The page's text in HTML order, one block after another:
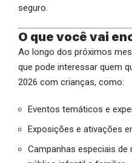
seguro.
O que você vai
Ao longo dos próximos
que pode interessar quem
2026 com crianças, como:
Eventos temáticos e
Exposições e ativações
Campanhas especiais